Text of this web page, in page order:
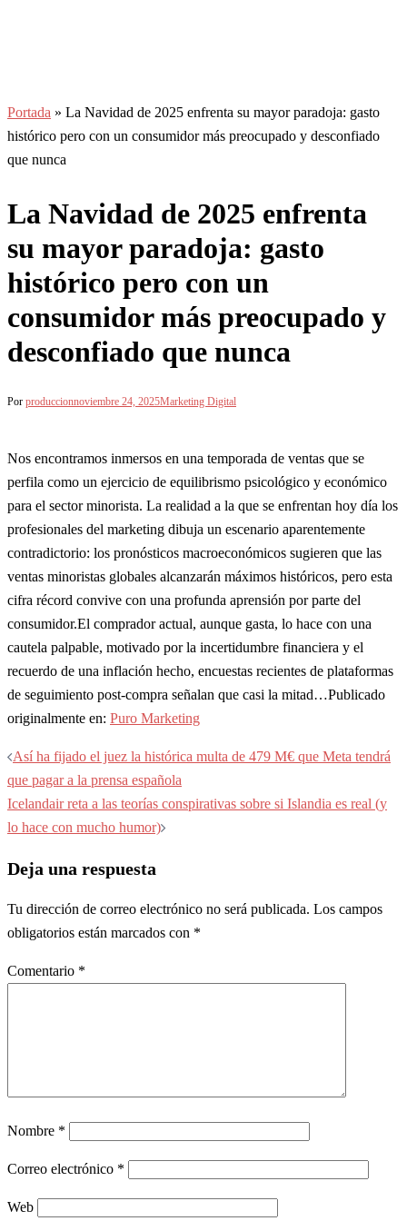
Portada » La Navidad de 2025 enfrenta su mayor paradoja: gasto
histórico pero con un consumidor más preocupado y desconfiado
que nunca
La Navidad de 2025 enfrenta
su mayor paradoja: gasto
histórico pero con un
consumidor más preocupado y
desconfiado que nunca
Por produccionnoviembre 24, 2025Marketing Digital
Nos encontramos inmersos en una temporada de ventas que se
perfila como un ejercicio de equilibrismo psicológico y económico
para el sector minorista. La realidad a la que se enfrentan hoy día los
profesionales del marketing dibuja un escenario aparentemente
contradictorio: los pronósticos macroeconómicos sugieren que las
ventas minoristas globales alcanzarán máximos históricos, pero esta
cifra récord convive con una profunda aprensión por parte del
consumidor.El comprador actual, aunque gasta, lo hace con una
cautela palpable, motivado por la incertidumbre financiera y el
recuerdo de una inflación hecho, encuestas recientes de plataformas
de seguimiento post-compra señalan que casi la mitad…Publicado
originalmente en: Puro Marketing
Navegación
de
entradas
Así ha fijado el juez la histórica multa de 479 M€ que Meta tendrá
que pagar a la prensa española
Icelandair reta a las teorías conspirativas sobre si Islandia es real (y
lo hace con mucho humor)
Deja una respuesta
Tu dirección de correo electrónico no será publicada. Los campos
obligatorios están marcados con *
Comentario *
Nombre *
Correo electrónico *
Web